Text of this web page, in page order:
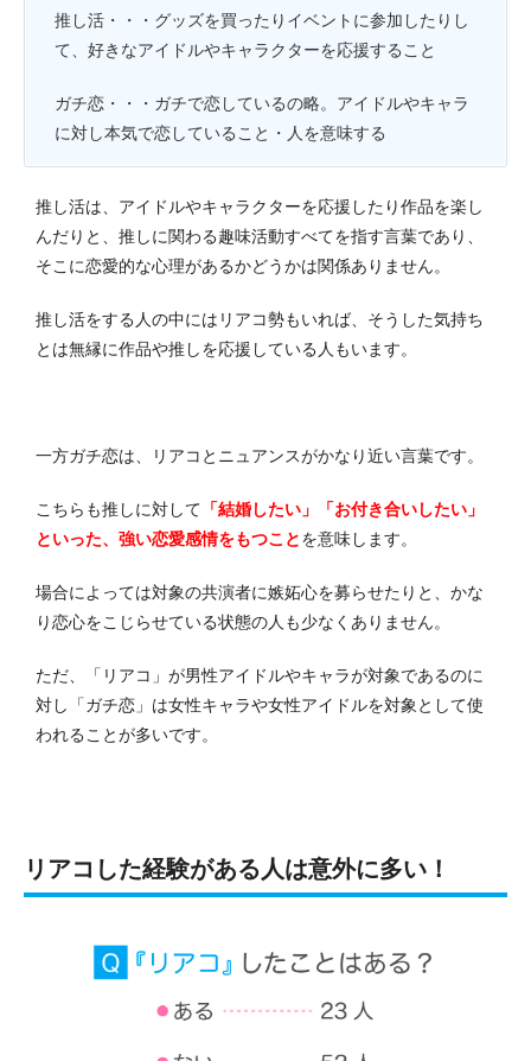
推し活・・・グッズを買ったりイベントに参加したりし
て、好きなアイドルやキャラクターを応援すること
ガチ恋・・・ガチで恋しているの略。アイドルやキャラ
に対し本気で恋していること・人を意味する
推し活は、アイドルやキャラクターを応援したり作品を楽し
んだりと、推しに関わる趣味活動すべてを指す言葉であり、
そこに恋愛的な心理があるかどうかは関係ありません。
推し活をする人の中にはリアコ勢もいれば、そうした気持ち
とは無縁に作品や推しを応援している人もいます。
一方ガチ恋は、リアコとニュアンスがかなり近い言葉です。
こちらも推しに対して 「結婚したい」「お付き合いしたい」
といった、強い恋愛感情をもつことを意味します。
場合によっては対象の共演者に嫉妬心を募らせたりと、かな
り恋心をこじらせている状態の人も少なくありません。
ただ、「リアコ」が男性アイドルやキャラが対象であるのに
対し「ガチ恋」は女性キャラや女性アイドルを対象として使
われることが多いです。
リアコした経験がある人は意外に多い！